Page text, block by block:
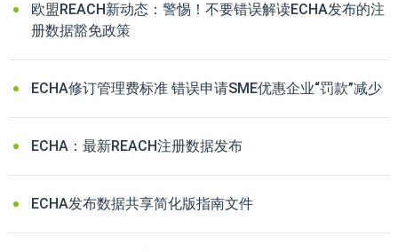
欧盟REACH新动态：警惕！不要错误解读ECHA发布的注
册数据豁免政策
ECHA修订管理费标准 错误申请SME优惠企业“罚款”减少
ECHA：最新REACH注册数据发布
ECHA发布数据共享简化版指南文件